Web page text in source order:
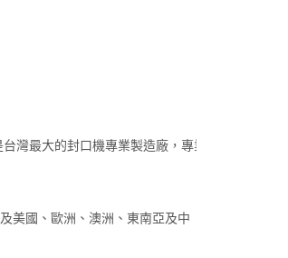
灣最大的封口機專業製造廠，專業
美國、歐洲、澳洲、東南亞及中